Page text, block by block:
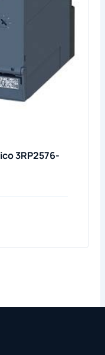
3RP2576-